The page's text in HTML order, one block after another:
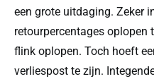
een grote uitdaging. Zeker
retourpercentages oplopen
flink oplopen. Toch hoeft
verliespost te zijn.